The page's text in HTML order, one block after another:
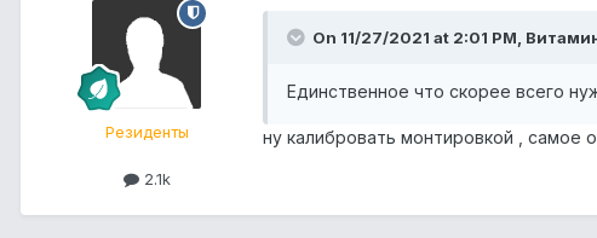
Резиденты
2.1k
On 11/27/2021 at 2:01 PM,
Единственное что скорее всего
ну калибровать монтировкой , самое